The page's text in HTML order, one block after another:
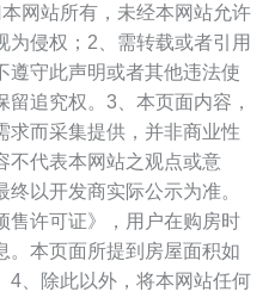
网站所有，未经本网站允许
为侵权；2、需转载或者引用
遵守此声明或者其他违法使
追究权。3、本页面内容，
求而采集提供，并非商业性
不代表本网站之观点或意
以开发商实际公示为准。
售许可证》，用户在购房时
。本页面所提到房屋面积如
4、除此以外，将本网站任何